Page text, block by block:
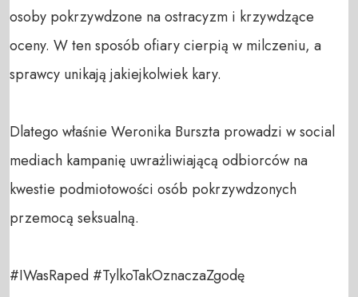
osoby pokrzywdzone na ostracyzm i krzywdzące
oceny. W ten sposób ofiary cierpią w milczeniu, a
sprawcy unikają jakiejkolwiek kary.
Dlatego właśnie Weronika Burszta prowadzi w social
mediach kampanię uwrażliwiającą odbiorców na
kwestie podmiotowości osób pokrzywdzonych
przemocą seksualną.
#IWasRaped #TylkoTakOznaczaZgodę